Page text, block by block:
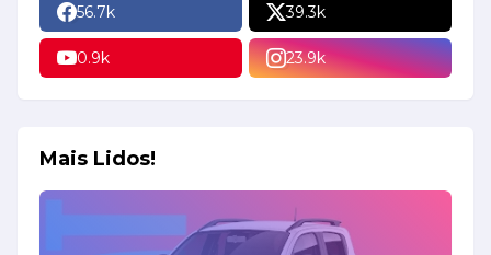
56.7k 39.3k
0.9k 23.9k
Mais Lidos!